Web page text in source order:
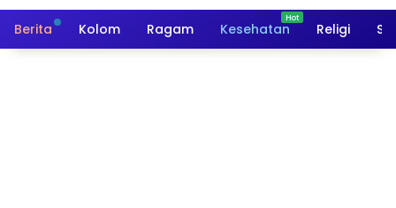
Berita Kolom Ragam Kesehatan Religi